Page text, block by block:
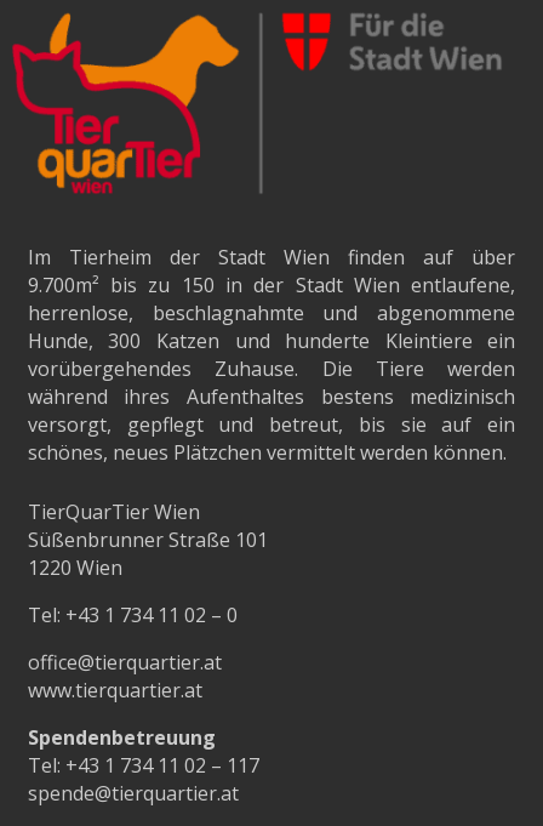
Im Tierheim der Stadt Wien finden auf über
9.700m² bis zu 150 in der Stadt Wien entlaufene,
herrenlose, beschlagnahmte und abgenommene
Hunde, 300 Katzen und hunderte Kleintiere ein
vorübergehendes Zuhause. Die Tiere werden
während ihres Aufenthaltes bestens medizinisch
versorgt, gepflegt und betreut, bis sie auf ein
schönes, neues Plätzchen vermittelt werden können.
TierQuarTier Wien
Süßenbrunner Straße 101
1220 Wien
Tel: +43 1 734 11 02 – 0
office@tierquartier.at
www.tierquartier.at
Spendenbetreuung
Tel: +43 1 734 11 02 – 117
spende@tierquartier.at